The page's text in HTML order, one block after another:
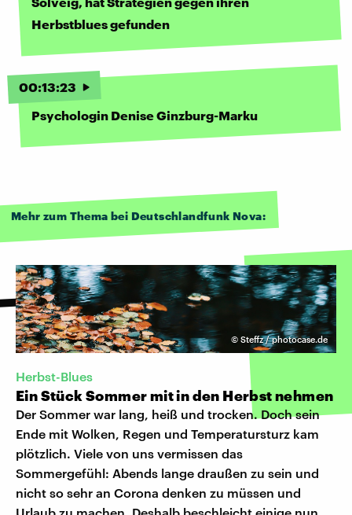
Herbstblues gefunden
00:13:23
Psychologin Denise Ginzburg-Marku
Mehr zum Thema bei Deutschlandfunk Nova:
© Steffz / photocase.de
Herbst-Blues
Ein Stück Sommer mit in den Herbst nehmen
Der Sommer war lang, heiß und trocken. Doch sein
Ende mit Wolken, Regen und Temperatursturz kam
plötzlich. Viele von uns vermissen das
Sommergefühl: Abends lange draußen zu sein und
nicht so sehr an Corona denken zu müssen und